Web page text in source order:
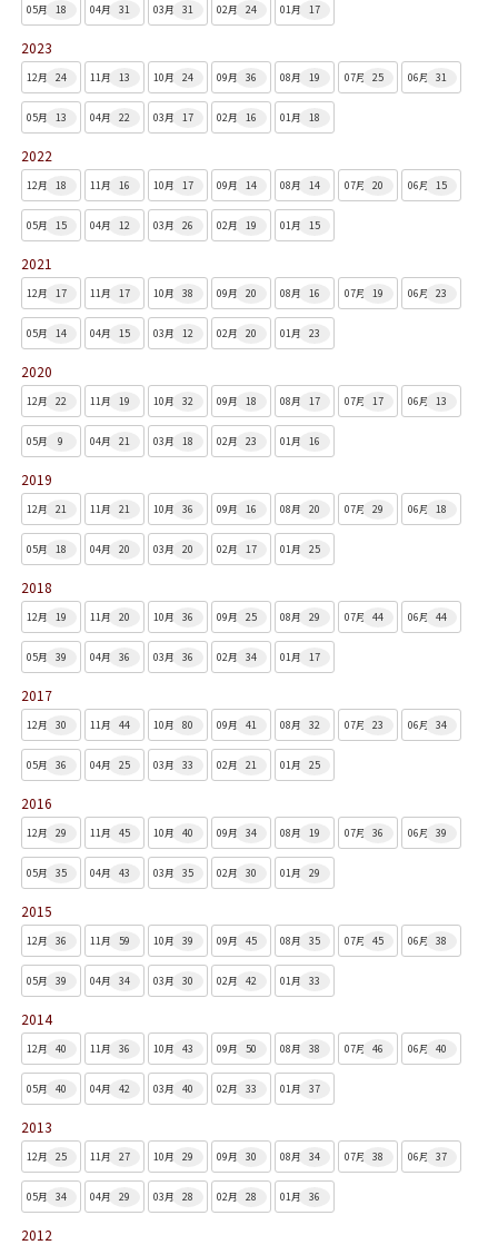
05月 18 04月 31 03月 31 02月 24 01月 17
2023
12月 24 11月 13 10月 24 09月 36 08月 19 07月 25 06月 31
05月 13 04月 22 03月 17 02月 16 01月 18
2022
12月 18 11月 16 10月 17 09月 14 08月 14 07月 20 06月 15
05月 15 04月 12 03月 26 02月 19 01月 15
2021
12月 17 11月 17 10月 38 09月 20 08月 16 07月 19 06月 23
05月 14 04月 15 03月 12 02月 20 01月 23
2020
12月 22 11月 19 10月 32 09月 18 08月 17 07月 17 06月 13
05月 9 04月 21 03月 18 02月 23 01月 16
2019
12月 21 11月 21 10月 36 09月 16 08月 20 07月 29 06月 18
05月 18 04月 20 03月 20 02月 17 01月 25
2018
12月 19 11月 20 10月 36 09月 25 08月 29 07月 44 06月 44
05月 39 04月 36 03月 36 02月 34 01月 17
2017
12月 30 11月 44 10月 80 09月 41 08月 32 07月 23 06月 34
05月 36 04月 25 03月 33 02月 21 01月 25
2016
12月 29 11月 45 10月 40 09月 34 08月 19 07月 36 06月 39
05月 35 04月 43 03月 35 02月 30 01月 29
2015
12月 36 11月 59 10月 39 09月 45 08月 35 07月 45 06月 38
05月 39 04月 34 03月 30 02月 42 01月 33
2014
12月 40 11月 36 10月 43 09月 50 08月 38 07月 46 06月 40
05月 40 04月 42 03月 40 02月 33 01月 37
2013
12月 25 11月 27 10月 29 09月 30 08月 34 07月 38 06月 37
05月 34 04月 29 03月 28 02月 28 01月 36
2012